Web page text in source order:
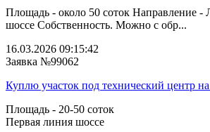
Площадь - около 50 соток Направление -
шоссе Собственность. Можно с обр...
16.03.2026 09:15:42
Заявка №99062
Куплю участок под технический центр
Площадь - 20-50 соток
Первая линия шоссе